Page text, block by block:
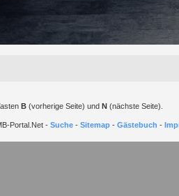
B (vorherige Seite) und N (nächste Seite).
Portal.Net - Suche - Sitemap - Gästebuch -